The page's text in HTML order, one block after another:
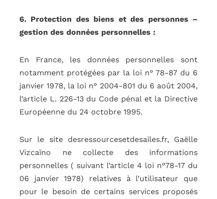
6. Protection des biens et des personnes –
gestion des données personnelles :
En France, les données personnelles sont
notamment protégées par la loi n° 78-87 du 6
janvier 1978, la loi n° 2004-801 du 6 août 2004,
l’article L. 226-13 du Code pénal et la Directive
Européenne du 24 octobre 1995.
Sur le site desressourcesetdesailes.fr, Gaëlle
Vizcaïno ne collecte des informations
personnelles ( suivant l’article 4 loi n°78-17 du
06 janvier 1978) relatives à l’utilisateur que
pour le besoin de certains services proposés